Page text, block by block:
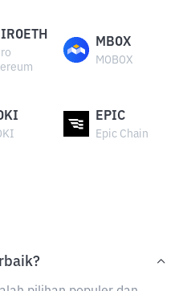
MBOX
MOBOX
EPIC
Epic Chain